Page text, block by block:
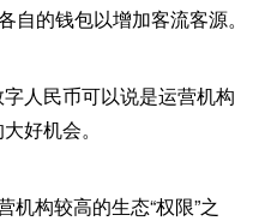
自的钱包以增加客流客源。
人民币可以说是运营机构
好机会。
构较高的生态“权限”之